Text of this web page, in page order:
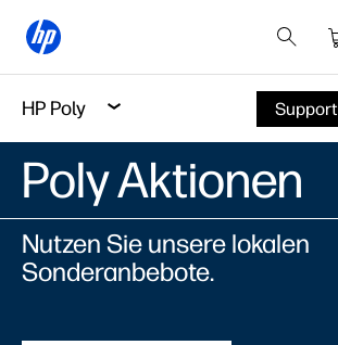
HP Poly Support
Poly Aktionen
Nutzen Sie unsere lokalen
Sonderanbebote.